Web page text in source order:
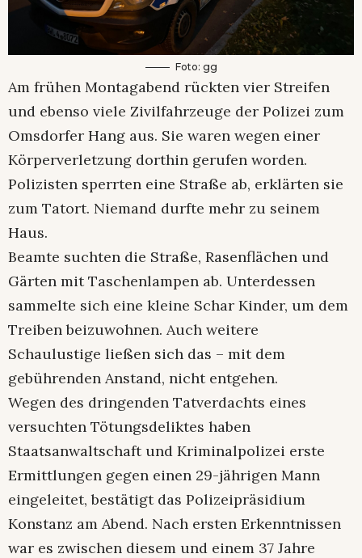
Foto: gg
Am frühen Montagabend rückten vier Streifen
und ebenso viele Zivilfahrzeuge der Polizei zum
Omsdorfer Hang aus. Sie waren wegen einer
Körperverletzung dorthin gerufen worden.
Polizisten sperrten eine Straße ab, erklärten sie
zum Tatort. Niemand durfte mehr zu seinem
Haus.
Beamte suchten die Straße, Rasenflächen und
Gärten mit Taschenlampen ab. Unterdessen
sammelte sich eine kleine Schar Kinder, um dem
Treiben beizuwohnen. Auch weitere
Schaulustige ließen sich das – mit dem
gebührenden Anstand, nicht entgehen.
Wegen des dringenden Tatverdachts eines
versuchten Tötungsdeliktes haben
Staatsanwaltschaft und Kriminalpolizei erste
Ermittlungen gegen einen 29-jährigen Mann
eingeleitet, bestätigt das Polizeipräsidium
Konstanz am Abend. Nach ersten Erkenntnissen
war es zwischen diesem und einem 37 Jahre